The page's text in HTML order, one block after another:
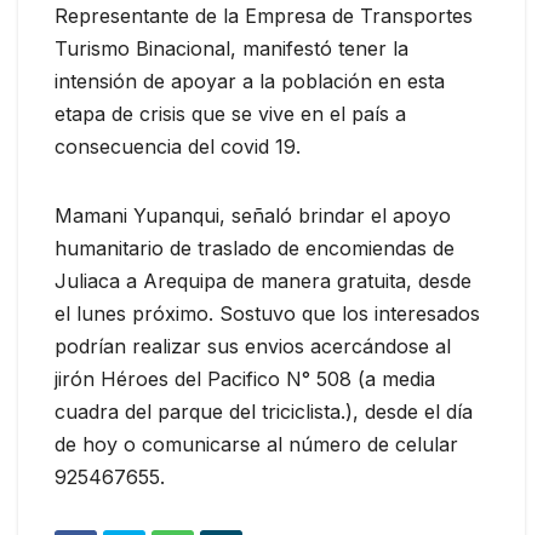
Representante de la Empresa de Transportes
Turismo Binacional, manifestó tener la
intensión de apoyar a la población en esta
etapa de crisis que se vive en el país a
consecuencia del covid 19.
Mamani Yupanqui, señaló brindar el apoyo
humanitario de traslado de encomiendas de
Juliaca a Arequipa de manera gratuita, desde
el lunes próximo. Sostuvo que los interesados
podrían realizar sus envios acercándose al
jirón Héroes del Pacifico N° 508 (a media
cuadra del parque del triciclista.), desde el día
de hoy o comunicarse al número de celular
925467655.